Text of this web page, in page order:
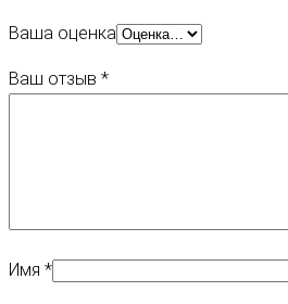
Ваша оценка
Ваш отзыв *
Имя *